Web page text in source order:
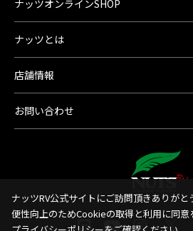
ナッツオンラインSHOP
ナッツとは
店舗情報
お問い合わせ
ナッツRV公式サイトにご訪問頂きありが
便性向上のためCookieの取得と利用に同意